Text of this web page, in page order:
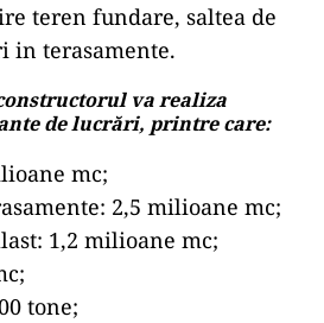
teren fundare, saltea de
in terasamente.
va realiza
de lucrări, printre care:
mc;
2,5 milioane mc;
1,2 milioane mc;
tone;